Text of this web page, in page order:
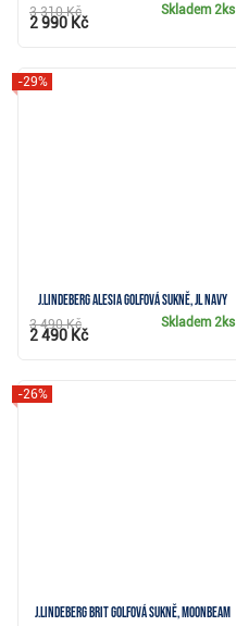
Skladem 2ks
3 310 Kč
2 990 Kč
J.Lindeberg Alesia golfová sukně, JL Navy
-29%
Skladem2ks
3 490 Kč
2 490 Kč
J.Lindeberg Brit golfová sukně, moonbeam
-26%